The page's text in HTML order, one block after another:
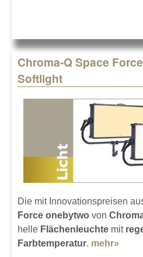
Chroma-Q Space
Softlight
Die mit Innovationspreisen
Force onebytwo von
helle Flächenleuchte mit
Farbtemperatur. mehr»